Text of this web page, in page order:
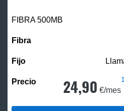
FIBRA500MB
24,90 €/mes